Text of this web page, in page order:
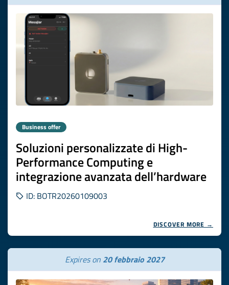
Business offer
Soluzioni personalizzate di High-
Performance Computing e
integrazione avanzata dell’hardware
ID: BOTR20260109003
DISCOVER MORE →
Expires on 20 febbraio 2027